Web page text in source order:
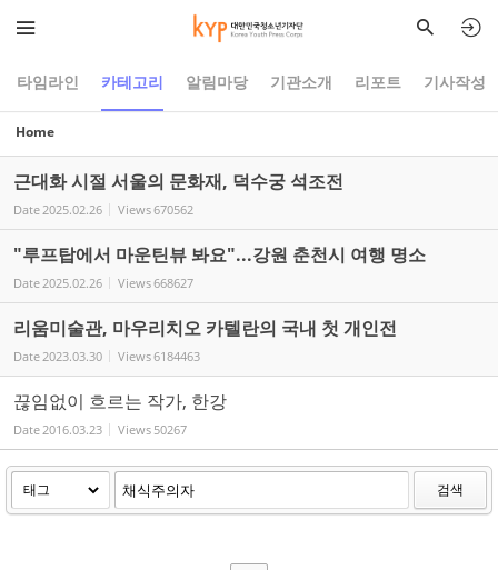
타임라인 카테고리 알림마당 기관소개 리포트 기사작성
Home
근대화 시절 서울의 문화재, 덕수궁 석조전
Date2025.02.26 Views670562
"루프탑에서 마운틴뷰 봐요"...강원 춘천시 여행 명소
Date2025.02.26 Views668627
리움미술관, 마우리치오 카텔란의 국내 첫 개인전
Date2023.03.30 Views6184463
끊임없이 흐르는 작가, 한강
Date2016.03.23 Views 50267
검색
Sketchbook5, 스케치북5